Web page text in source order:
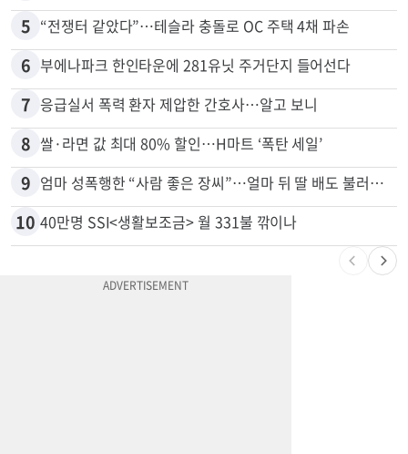
5 “전쟁터 같았다”…테슬라 충돌로 OC 주택 4채 파손
6 부에나파크 한인타운에 281유닛 주거단지 들어선다
7 응급실서 폭력 환자 제압한 간호사…알고 보니
8 쌀·라면 값 최대 80% 할인…H마트 ‘폭탄 세일’
9 엄마 성폭행한 “사람 좋은 장씨”…얼마 뒤 딸 배도 불러왔다
10 40만명 SSI<생활보조금> 월 331불 깎이나